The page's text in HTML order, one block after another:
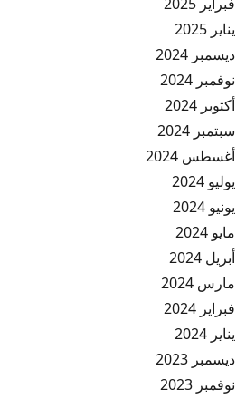
يناير 2025
ديسمبر 2024
نوفمبر 2024
أكتوبر 2024
سبتمبر 2024
أغسطس 2024
يوليو 2024
يونيو 2024
مايو 2024
أبريل 2024
مارس 2024
فبراير 2024
يناير 2024
ديسمبر 2023
نوفمبر 2023